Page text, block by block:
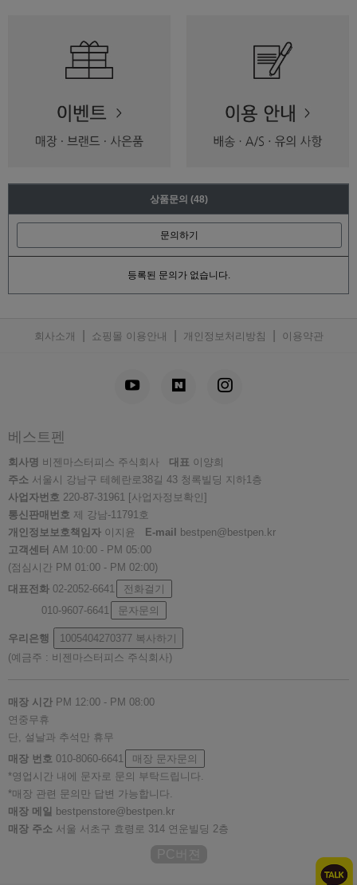
상품문의 (48)
문의하기
등록된 문의가 없습니다.
회사소개 쇼핑몰 이용안내 개인정보처리방침 이용약관
베스트펜
회사명 비젠마스터피스 주식회사 대표 이양희
주소 서울시 강남구 테헤란로38길 43 청록빌딩 지하1층
사업자번호 220-87-31961 [사업자정보확인]
통신판매번호 제 강남-11791호
개인정보보호책임자 이지윤 E-mail
bestpen@bestpen.kr
고객센터 AM 10:00 - PM 05:00
(점심시간 PM 01:00 - PM 02:00)
대표전화 02-2052-6641
전화걸기
010-9607-6641
문자문의
우리은행 1005404270377 복사하기
(예금주 : 비젠마스터피스 주식회사)
매장 시간 PM 12:00 - PM 08:00
연중무휴
단, 설날과 추석만 휴무
매장 번호 010-8060-6641
매장 문자문의
*영업시간 내에 문자로 문의 부탁드립니다.
*매장 관련 문의만 답변 가능합니다.
매장 메일 bestpenstore@bestpen.kr
매장 주소 서울 서초구 효령로 314 연운빌딩 2층